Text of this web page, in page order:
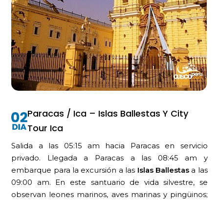
Paracas / Ica – Islas Ballestas Y City
Tour Ica
Salida a las 05:15 am hacia Paracas en servicio
privado. Llegada a Paracas a las 08:45 am y
embarque para la excursión a las Islas Ballestasa las
09:00 am. En este santuario de vida silvestre, se
observan leones marinos, aves marinas y pingüinos;